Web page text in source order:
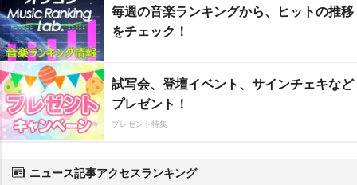
毎週の音楽ランキングから、ヒットの推移
をチェック！
試写会、登壇イベント、サインチェキなど
プレゼント！
プレゼント特集
ニュース記事アクセスランキング